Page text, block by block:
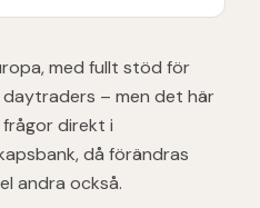
med fullt stöd för
– men det här
direkt i
då förändras
andra också.